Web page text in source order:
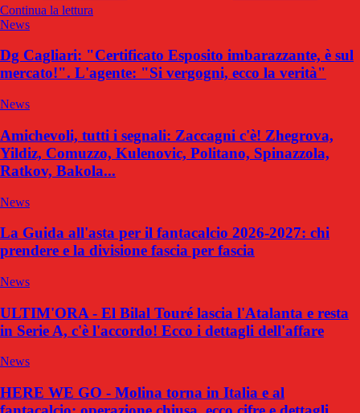
Continua la lettura
News
Dg Cagliari: "Certificato Esposito imbarazzante, è sul
mercato!". L'agente: "Si vergogni, ecco la verità"
News
Amichevoli, tutti i segnali: Zaccagni c'è! Zhegrova,
Yildiz, Comuzzo, Kulenovic, Politano, Spinazzola,
Ratkov, Bakola...
News
La Guida all'asta per il fantacalcio 2026-2027: chi
prendere e la divisione fascia per fascia
News
ULTIM'ORA - El Bilal Touré lascia l'Atalanta e resta
in Serie A, c'è l'accordo! Ecco i dettagli dell'affare
News
HERE WE GO - Molina torna in Italia e al